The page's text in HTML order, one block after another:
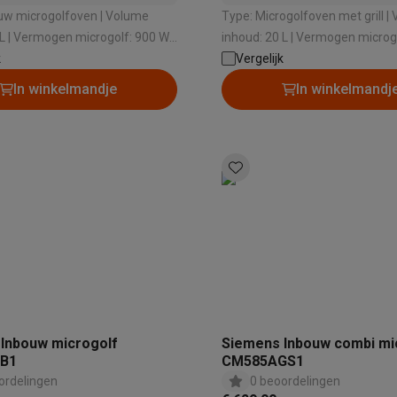
| Volume
| Vermogen microgolf: 900 W |
Ja | Nishoogte: 382 mm
In winkelmandje
Type: Microgolfoven met grill | Volume
inhoud: 20 L | Vermogen
Nishoogte: 365 mm | Grill: Ja
Vergelijk
In
microgolf
Siemens Inbouw combi
CM585AGS1
0 beoordelingen